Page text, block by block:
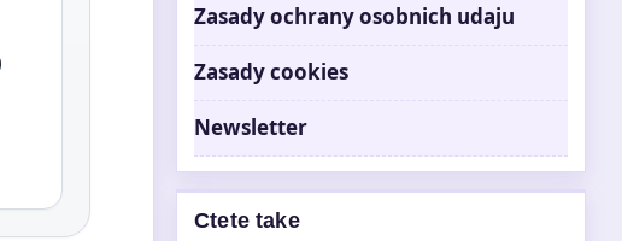
Zasady ochrany osobnich udaju
Zasady cookies
Newsletter
Ctete take